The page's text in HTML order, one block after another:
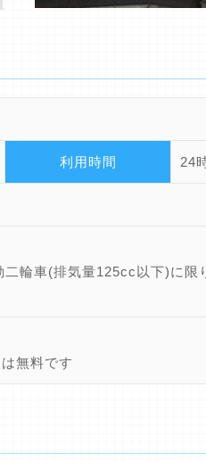
利用時間 24
輪車(排気量125cc以下)に限
無料です